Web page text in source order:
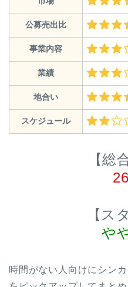
公募売出比
事業内容
業績
地合い
スケジュール
【総
【ス
や
時間がない人向けにシン